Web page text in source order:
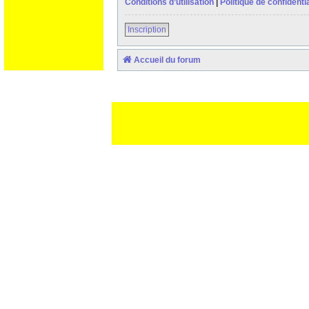
Conditions d’utilisation
Politique de
Inscription
Accueil du forum